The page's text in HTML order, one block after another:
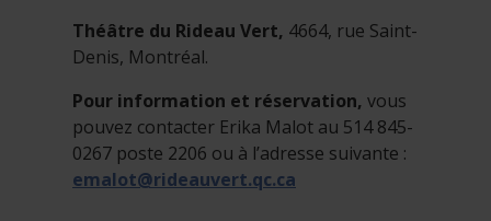
Théâtre du Rideau Vert, 4664, rue Saint-
Denis, Montréal.
Pour information et réservation, vous
pouvez contacter Erika Malot au 514 845-
0267 poste 2206 ou à l’adresse suivante :
emalot@rideauvert.qc.ca